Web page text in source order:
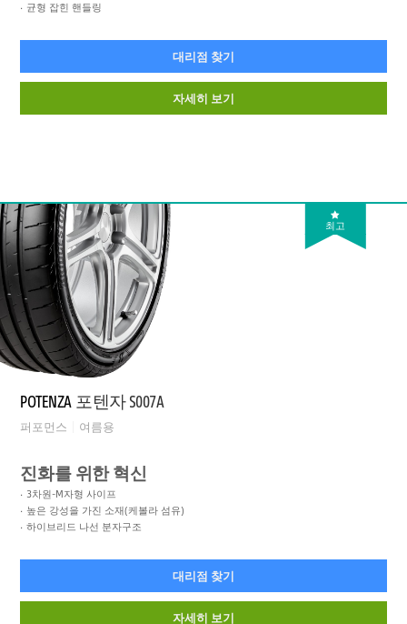
균형 잡힌 핸들링
대리점 찾기
자세히 보기
최고
POTENZA 포텐자 S007A
퍼포먼스 여름용
진화를 위한 혁신
3차원-M자형 사이프
높은 강성을 가진 소재(케볼라 섬유)
하이브리드 나선 분자구조
대리점 찾기
자세히 보기